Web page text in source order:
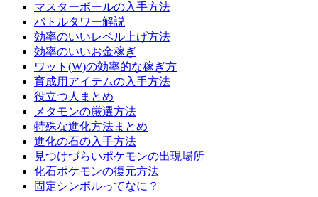
マスターボールの入手方法
バトルタワー解説
効率のいいレベル上げ方法
効率のいいお金稼ぎ
ワット(W)の効率的な稼ぎ方
育成用アイテムの入手方法
役立つ人まとめ
メタモンの厳選方法
特殊な進化方法まとめ
進化の石の入手方法
見つけづらいポケモンの出現場所
化石ポケモンの復元方法
固定シンボルってなに？